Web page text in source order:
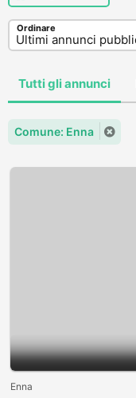
Ordinare
Tutti gli annunci
Comune: Enna
Enna